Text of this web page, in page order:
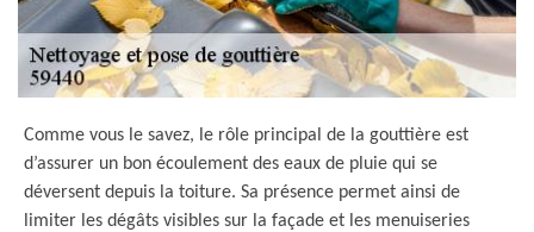
Comme vous le savez, le rôle principal de la gouttière est
d’assurer un bon écoulement des eaux de pluie qui se
déversent depuis la toiture. Sa présence permet ainsi de
limiter les dégâts visibles sur la façade et les menuiseries